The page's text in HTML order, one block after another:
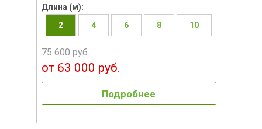
Длина (м):
2
4 6 8 10
75 600 руб.
от 63 000 руб.
Подробнее